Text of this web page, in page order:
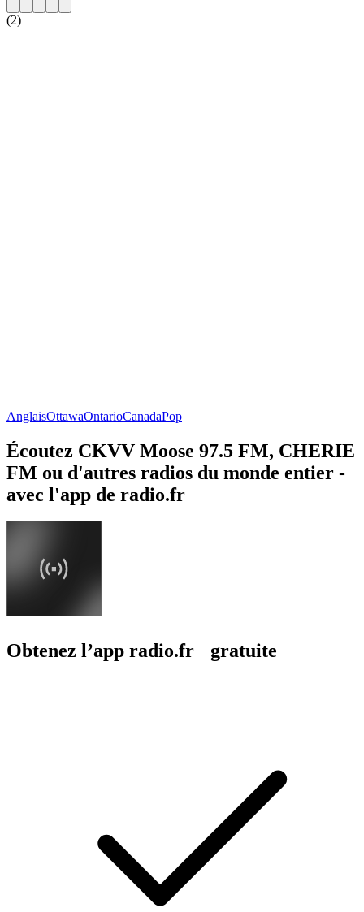
(2)
AnglaisOttawaOntarioCanadaPop
Écoutez CKVV Moose 97.5 FM, CHERIE
FM ou d'autres radios du monde entier -
avec l'app de radio.fr
Obtenez l’app radio.fr gratuite